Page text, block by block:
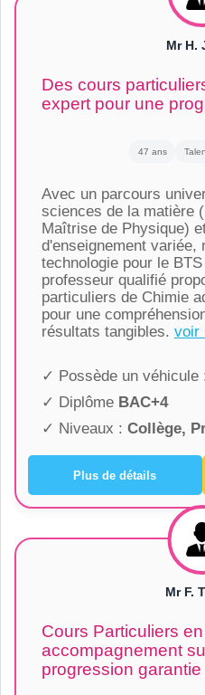
Mr H.
Des cours
expert pour une
47 ans
Avec un parcours
sciences de la matière
Maîtrise de Physique)
d'enseignement variée,
technologie pour le
professeur qualifié
particuliers de Chimie
pour une
résultats tangibles. voir
✓ Possède un véhicule
✓ Diplôme BAC+4
✓ Niveaux : Collège,
Plus de détails
Mr F.
Cours Particuliers
accompagnement
progression garantie